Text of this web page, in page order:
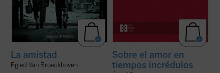
La amistad
Egied Van Broeckhoven
Sobre el amor en
tiempos incrédulos